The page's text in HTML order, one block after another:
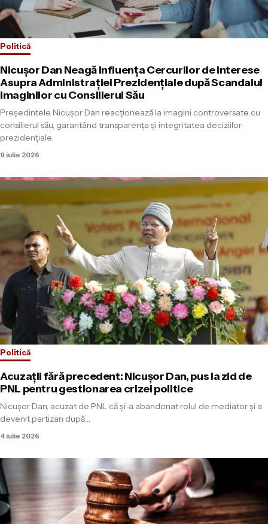
Politică
Nicușor Dan Neagă Influența Cercurilor de Interese
Asupra Administrației Prezidențiale după Scandalul
Imaginilor cu Consilierul Său
Președintele Nicușor Dan reacționează la imagini controversate cu
consilierul său, garantând transparența și integritatea deciziilor
prezidențiale.
9 iulie 2026
Politică
Acuzații fără precedent: Nicușor Dan, pus la zid de
PNL pentru gestionarea crizei politice
Nicușor Dan, acuzat de PNL că și-a abandonat rolul de mediator și a
devenit partizan după…
4 iulie 2026